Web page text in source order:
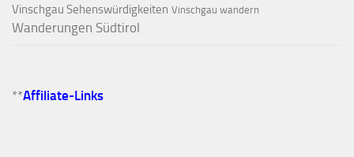
Vinschgau Sehenswürdigkeiten Vinschgau wandern
Wanderungen Südtirol
**Affiliate-Links